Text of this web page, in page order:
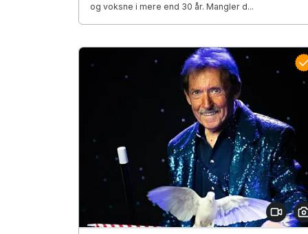
og voksne i mere end 30 år. Mangler d...